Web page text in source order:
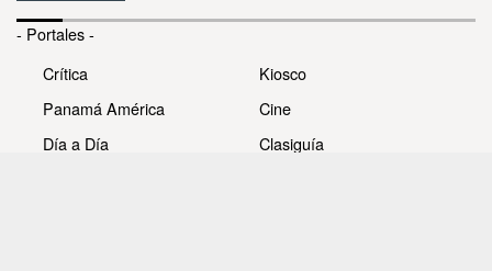
- Portales -
Crítica
Panamá América
Día a Día
Kiosco
Cine
Clasiguía